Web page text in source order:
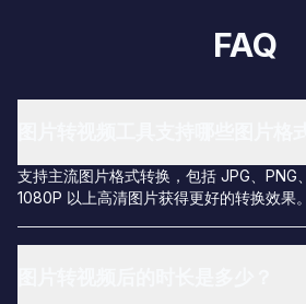
FAQ
支持主流图片格式转换，包括 JPG、PNG
1080P 以上高清图片获得更好的转换效果。